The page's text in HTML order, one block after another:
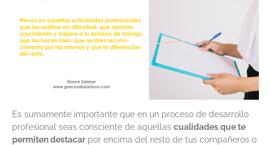
Es sumamente importante que en un proceso de desarrollo
profesional seas consciente de aquellas cualidades que te
permiten destacarpor encima del resto de tus compañeros o